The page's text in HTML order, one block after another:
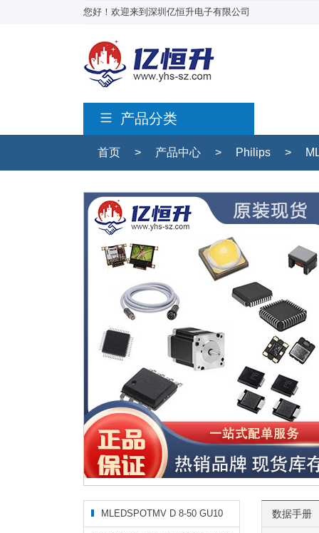
您好！欢迎来到深圳亿恒升电子有限公司
产品分类
首页 > 产品中心 > Philips >
MLEDSPOTMV D 8-50 GU10 数据手册